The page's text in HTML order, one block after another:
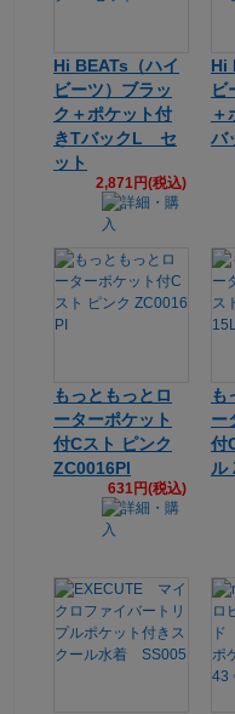
Hi BEATs（ハイ
ビーツ）ブラッ
ク＋ポケット付
きTバックL セ
ット
2,871円(税込)
Hi
ビ
＋
バ
もっともっとロ
ーターポケット
付Cスト ピンク
ZC0016PI
631円(税込)
も
ー
付
ル